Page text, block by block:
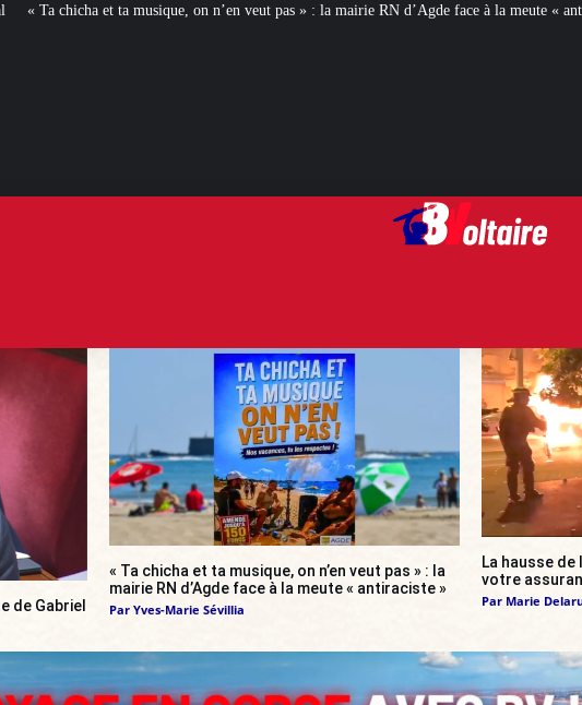
on n’en veut pas » : la mairie RN d’Agde face à la meute « antiraciste » La hausse de
de Gabriel
« Ta chicha et ta musique, on n’en veut pas » : la
mairie RN d’Agde face à la meute « antiraciste »
Par Yves-Marie Sévillia
La hausse
votre
Par Marie